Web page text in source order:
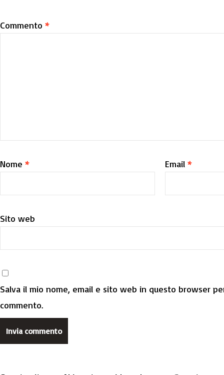
Commento *
Nome * Email *
Sito web
Salva il mio nome, email e sito web in questo browser
commento.